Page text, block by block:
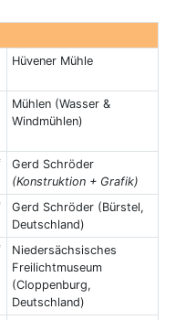
Hüvener Mühle
Mühlen (Wasser &
Windmühlen)
Gerd Schröder
(Konstruktion + Grafik)
Gerd Schröder (Bürstel,
Deutschland)
Niedersächsisches
Freilichtmuseum
(Cloppenburg,
Deutschland)